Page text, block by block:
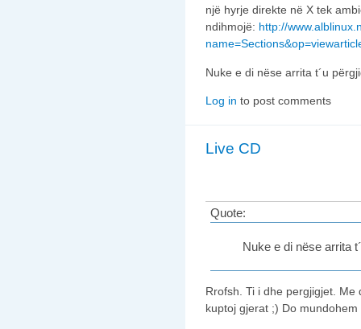
një hyrje direkte në X tek
ndihmojë: http://
Nuke e di nëse arrita t´u
Log in to post comments
Live CD
Quote:
Nuke e di nëse arrita
Rrofsh. Ti i dhe pergjigjet.
kuptoj gjerat ;) Do